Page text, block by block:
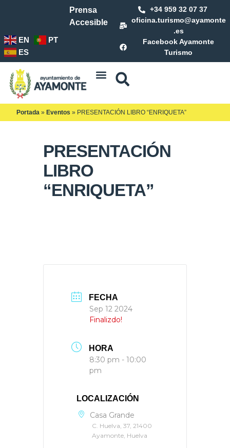
Prensa
Accesible
+34 959 32 07 37
oficina.turismo@ayamonte
.es
Facebook Ayamonte
Turismo
EN
PT
ES
Portada » Eventos » PRESENTACIÓN LIBRO “ENRIQUETA”
PRESENTACIÓN
LIBRO
“ENRIQUETA”
FECHA
Sep 12 2024
Finalizdo!
HORA
8:30 pm - 10:00
pm
LOCALIZACIÓN
Casa Grande
C. Huelva, 37, 21400
Ayamonte, Huelva